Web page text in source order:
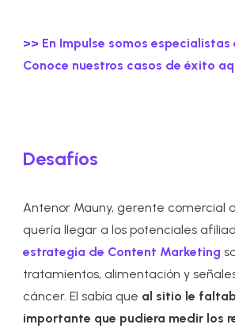
>> En Impulse somos
Conoce nuestros casos de éxito
Desafíos
Antenor Mauny, gerente comercial
quería llegar a los potenciales
estrategia de Content Marketing
tratamientos, alimentación y
cáncer. El sabía que al sitio le
importante que pudiera medir los